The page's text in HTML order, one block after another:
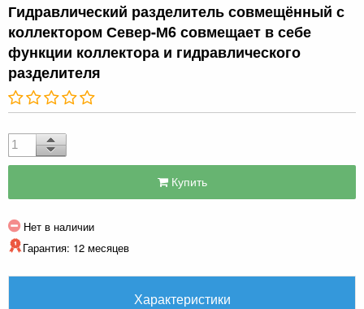
Гидравлический разделитель совмещённый с
коллектором Север-М6 совмещает в себе
функции коллектора и гидравлического
разделителя
Купить
Нет в наличии
Гарантия: 12 месяцев
Характеристики